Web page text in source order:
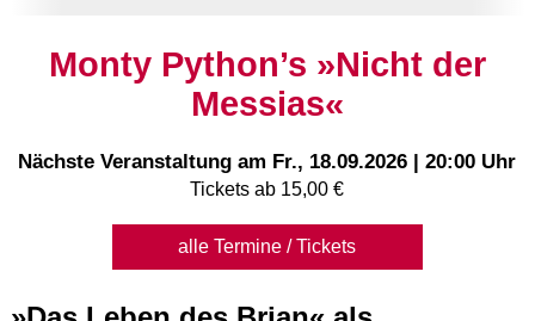
Monty Python’s »Nicht der
Messias«
Tickets ab 15,00 €
Nächste Veranstaltung am Fr., 18.09.2026 | 20:00 Uhr
alle Termine / Tickets